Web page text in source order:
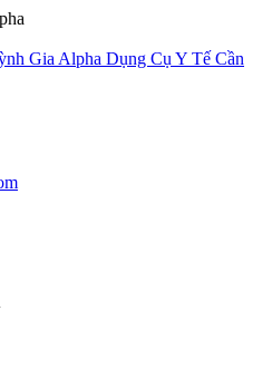
Gia Alpha Dụng Cụ Y Tế Cần